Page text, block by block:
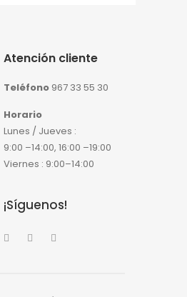
Atención cliente
Teléfono 967 33 55 30
Horario
Lunes / Jueves :
9:00 –14:00, 16:00 –19:00
Viernes : 9:00–14:00
¡Síguenos!